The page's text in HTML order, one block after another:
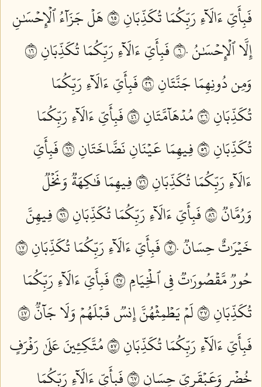
فَبِأَيِّ ءَالَآءِ رَبِّكُمَا تُكَذِّبَانِ ٥٩
هَلۡ جَزَآءُ ٱلۡإِحۡسَٰنِ
إِلَّا ٱلۡإِحۡسَٰنُ ٦٠
فَبِأَيِّ ءَالَآءِ رَبِّكُمَا تُكَذِّبَانِ ٦١
وَمِن دُونِهِمَا جَنَّتَانِ ٦٢
فَبِأَيِّ ءَالَآءِ رَبِّكُمَا
تُكَذِّبَانِ ٦٣
مُدۡهَآمَّتَانِ ٦٤
فَبِأَيِّ ءَالَآءِ رَبِّكُمَا
تُكَذِّبَانِ ٦٥
فِيهِمَا عَيۡنَانِ نَضَّاخَتَانِ ٦٦
فَبِأَيِّ
ءَالَآءِ رَبِّكُمَا تُكَذِّبَانِ ٦٧
فِيهِمَا فَٰكِهَةٞ وَنَخۡلٞ
وَرُمَّانٞ ٦٨
فَبِأَيِّ ءَالَآءِ رَبِّكُمَا تُكَذِّبَانِ ٦٩
فِيهِنَّ
خَيۡرَٰتٌ حِسَانٞ ٧٠
فَبِأَيِّ ءَالَآءِ رَبِّكُمَا تُكَذِّبَانِ ٧١
حُورٞ مَّقۡصُورَٰتٞ فِي ٱلۡخِيَامِ ٧٢
فَبِأَيِّ ءَالَآءِ رَبِّكُمَا
تُكَذِّبَانِ ٧٣
لَمۡ يَطۡمِثۡهُنَّ إِنسٞ قَبۡلَهُمۡ وَلَا جَآنّٞ ٧٤
فَبِأَيِّ ءَالَآءِ رَبِّكُمَا تُكَذِّبَانِ ٧٥
مُتَّكِـِٔينَ عَلَىٰ رَفۡرَفٍ
خُضۡرٖ وَعَبۡقَرِيٍّ حِسَانٖ ٧٦
فَبِأَيِّ ءَالَآءِ رَبِّكُمَا